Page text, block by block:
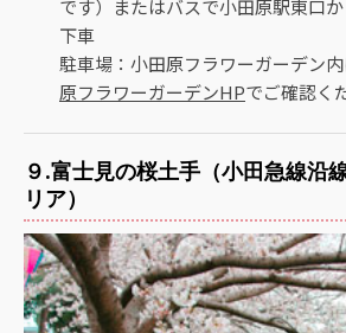
です）またはバスで小田原駅東口
下車
駐車場：小田原フラワーガーデン
原フラワーガーデンHPでご確認く
９.富士見の桜土手（小田急線沿
リア）